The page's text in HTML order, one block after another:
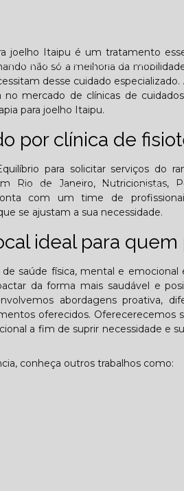
opositivo desafiador)?
Edição Setembro - 2025 Edição
joelho Itaipu é um tratamento
não só a melhoria da
desse cuidado
no mercado de clínicas de
para joelho Itaipu.
por clínica de
para solicitar serviços do
Rio de Janeiro, Nutricionistas,
com um time de
se ajustam a sua necessidade.
ideal para
saúde física, mental e
da forma mais saudável e
abordagens proativa,
oferecidos. Oferecerecemos
a fim de suprir necessidade e
conheça outros trabalhos como: